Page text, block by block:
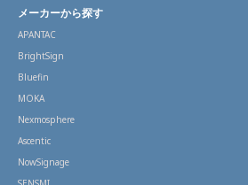
メーカーから探す
APANTAC
BrightSign
Bluefin
MOKA
Nexmosphere
Ascentic
NowSignage